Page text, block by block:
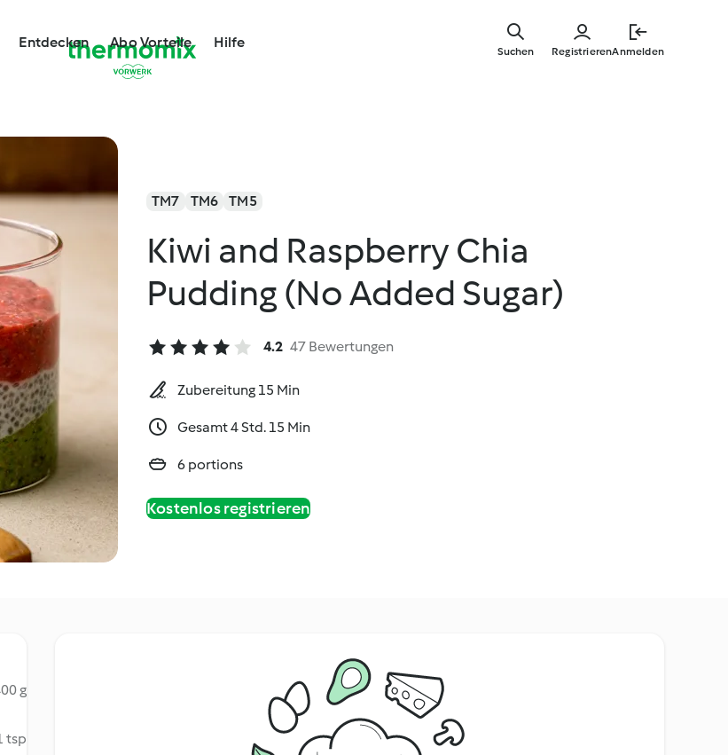
Entdecken Abo Vorteile Hilfe
RegistrierenAnmelden
Suchen
TM7 TM6 TM5
Kiwi and Raspberry Chia
Pudding (No Added Sugar)
4.2 47 Bewertungen
Zubereitung 15 Min
Gesamt 4 Std. 15 Min
6 portions
Kostenlos registrieren
g
tsp